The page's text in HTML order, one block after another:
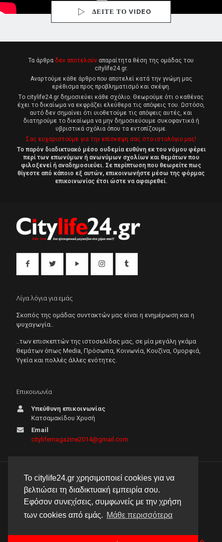
Το citylife24.gr χρησιμοποιεί cookies για να
βελτιώσει τη διαδικτυακή εμπειρία σου.
Εφόσον συνεχίσεις, συμφωνείς με την χρήση
των cookies από εμάς. Μάθε περισσότερα
ΔΕΙΤΕ ΤΟ VIDEO
Τα άρθρα δεν αποτελούν απαραίτητα θέση της ομάδας του
citylife24.gr.
Αναρτούμε κάθε άρθρο που αποτελεί κατά την γνώμη μας
ερέθισμα προς προβληματισμό και σκέψη.
Tο citylife24.gr δημοσιεύει κάθε σχόλιο. Θεωρούμε ότι ο καθένας
έχει το δικαίωμα να εκφράζει ελεύθερα τις απόψεις του. Ωστόσο,
αυτό δεν σημαίνει ότι υιοθετούμε τις απόψεις αυτές, και
διατηρούμε το δικαίωμα να μην δημοσιεύουμε συκοφαντικά ή
υβριστικά σχόλια όπου τα εντοπίζουμε.
Σας ευχαριστούμε για την επίσκεψη σας στο ιστολόγιο μας!
Το παρόν διαδικτυακό μέσο ουδεμία ευθύνη εκ του νόμου φέρει
περί των επωνύμων ή ανωνύμων σχολίων και θεμάτων που
φιλοξενεί ή αναδημοσιεύει. Σε περίπτωση που θεωρείτε πως
θίγεστε από κάποιο εξ αυτών, επικοινωνήστε μέσω της φόρμας
επικοινωνίας έτσι ώστε να αφαιρεθεί.
Λίγα λόγια για εμάς
Σκοπός της ομάδας συντακτών μας είναι η ενημέρωση και η
ψυχαγωγία..
..των επισκεπτών της ιστοσελίδας μας, σε μία μεγάλη γκάμα
θεμάτων όπως Μedia, Πρόσωπα, Κοινωνία, Κουζίνα, Ομορφιά,
Υγεία και πολλές άλλες ενότητες.
Επικοινωνία
Υπεύθυνη επικοινωνίας
Κατσαμακίδου Χρυσή
Email
citylifemagazine2014@gmail.com
© 2026 City Life 24 | Με την επιφύλαξη κάθε νόμιμου
δικαιώματος |
Πολιτική απορρήτου
δημιουργία & φιλοξενία ιστοσελίδας bymanbiz isp